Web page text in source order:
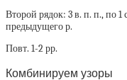
Второй рядок: 3 в. п. п., по 1
предыдущего р.
Повт. 1-2 рр.
Комбинируем узоры